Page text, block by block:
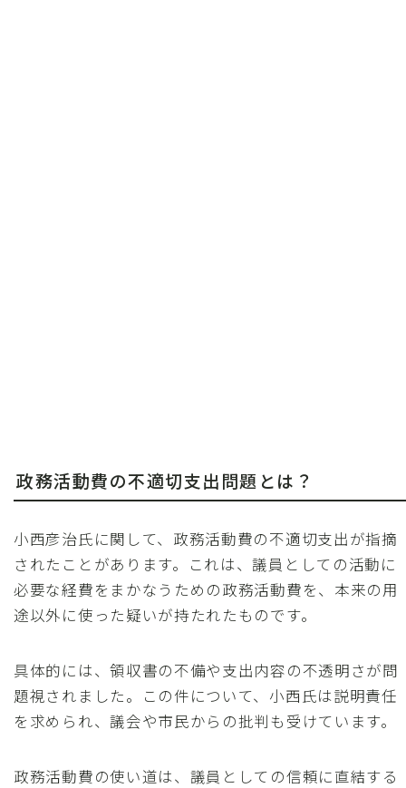
政務活動費の不適切支出問題とは？
小西彦治氏に関して、政務活動費の不適切支出が指摘
されたことがあります。これは、議員としての活動に
必要な経費をまかなうための政務活動費を、本来の用
途以外に使った疑いが持たれたものです。
具体的には、領収書の不備や支出内容の不透明さが問
題視されました。この件について、小西氏は説明責任
を求められ、議会や市民からの批判も受けています。
政務活動費の使い道は、議員としての信頼に直結する